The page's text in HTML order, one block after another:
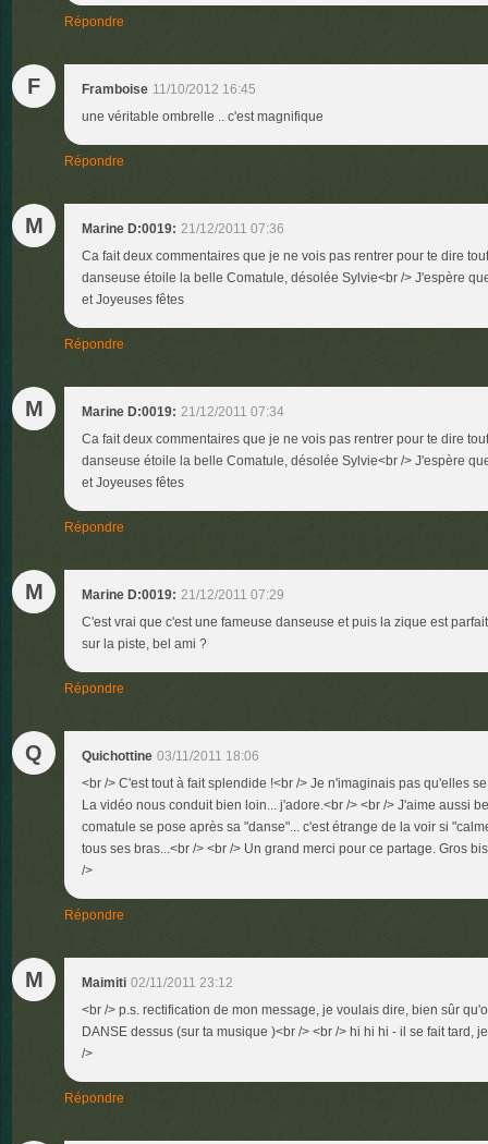
Répondre
F Framboise 11/10/2012 16:45
une véritable ombrelle .. c'est magnifique
Répondre
M Marine D:0019: 21/12/2011 07:36
Ca fait deux commentaires que je ne vois pas rentrer pour te dire
danseuse étoile la belle Comatule, désolée Sylvie<br /> J'espère
et Joyeuses fêtes
Répondre
M Marine D:0019: 21/12/2011 07:34
Ca fait deux commentaires que je ne vois pas rentrer pour te dire
danseuse étoile la belle Comatule, désolée Sylvie<br /> J'espère
et Joyeuses fêtes
Répondre
M Marine D:0019: 21/12/2011 07:29
C'est vrai que c'est une fameuse danseuse et puis la zique est
sur la piste, bel ami ?
Répondre
Q Quichottine 03/11/2011 18:06
<br /> C'est tout à fait splendide !<br /> Je n'imaginais pas qu'elles
La vidéo nous conduit bien loin... j'adore.<br /> <br /> J'aime aussi
comatule se pose après sa "danse"... c'est étrange de la voir si
tous ses bras...<br /> <br /> Un grand merci pour ce partage. Gros
/>
Répondre
M Maimiti 02/11/2011 23:12
<br /> p.s. rectification de mon message, je voulais dire, bien sûr
DANSE dessus (sur ta musique )<br /> <br /> hi hi hi - il se fait tard,
/>
Répondre